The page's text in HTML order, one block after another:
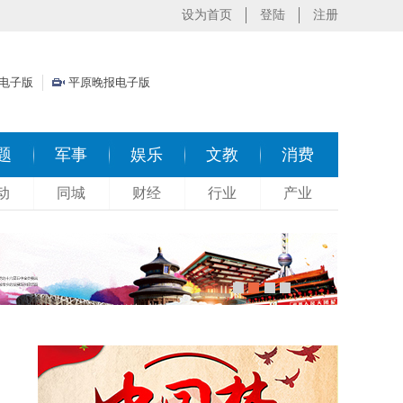
注册
登陆
设为首页
子版 平原晚报电子版
军事 娱乐 文教 消费
同城 财经 行业 产业